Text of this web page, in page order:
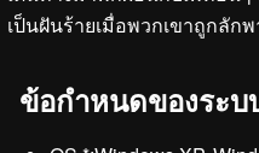
เป็นฝันร้ายเมื่อพวกเขาถูกลัก
ข้อกำหนดของระบ